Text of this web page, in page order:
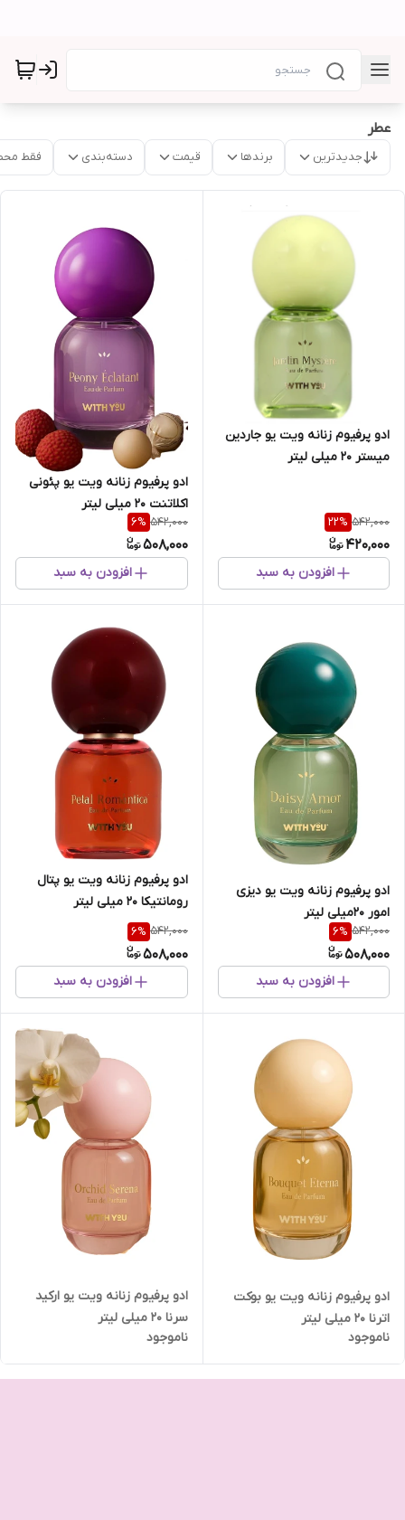
عطر
جدیدترین برندها قیمت دسته‌بندی فقط
ادو پرفیوم زنانه ویت یو جاردین
میستر 20 میلی لیتر
542,000
22%
420,000
افزودن به سبد
ادو پرفیوم زنانه ویت یو پئونی
اکلاتنت 20 میلی لیتر
542,000
6%
508,000
افزودن به سبد
ادو پرفیوم زنانه ویت یو دیزی
امور 20میلی لیتر
542,000
6%
508,000
افزودن به سبد
ادو پرفیوم زنانه ویت یو پتال
رومانتیکا 20 میلی لیتر
542,000
6%
508,000
افزودن به سبد
ادو پرفیوم زنانه ویت یو بوکت
اترنا 20 میلی لیتر
ناموجود
ادو پرفیوم زنانه ویت یو ارکید
سرنا 20 میلی لیتر
ناموجود